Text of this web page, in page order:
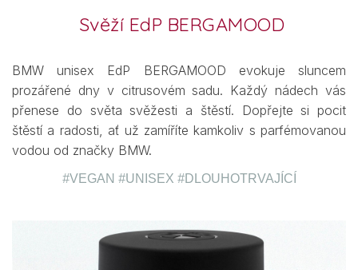
Svěží EdP BERGAMOOD
BMW unisex EdP BERGAMOOD evokuje sluncem
prozářené dny v citrusovém sadu. Každý nádech vás
přenese do světa svěžesti a štěstí. Dopřejte si pocit
štěstí a radosti, ať už zamíříte kamkoliv s parfémovanou
vodou od značky BMW.
#VEGAN #UNISEX #DLOUHOTRVAJÍCÍ